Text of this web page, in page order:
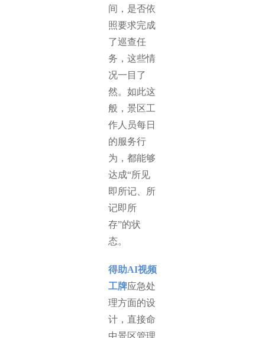
间，是否依
照要求完成
了巡查任
务，这些情
况一目了
然。如此这
般，景区工
作人员每日
的服务行
为，都能够
达成“所见
即所记、所
记即所
存”的状
态。
得助AI视频
工牌应急处
理方面的设
计，直接命
中景区管理